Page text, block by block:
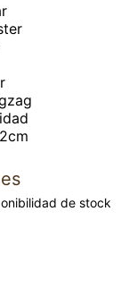
de stock